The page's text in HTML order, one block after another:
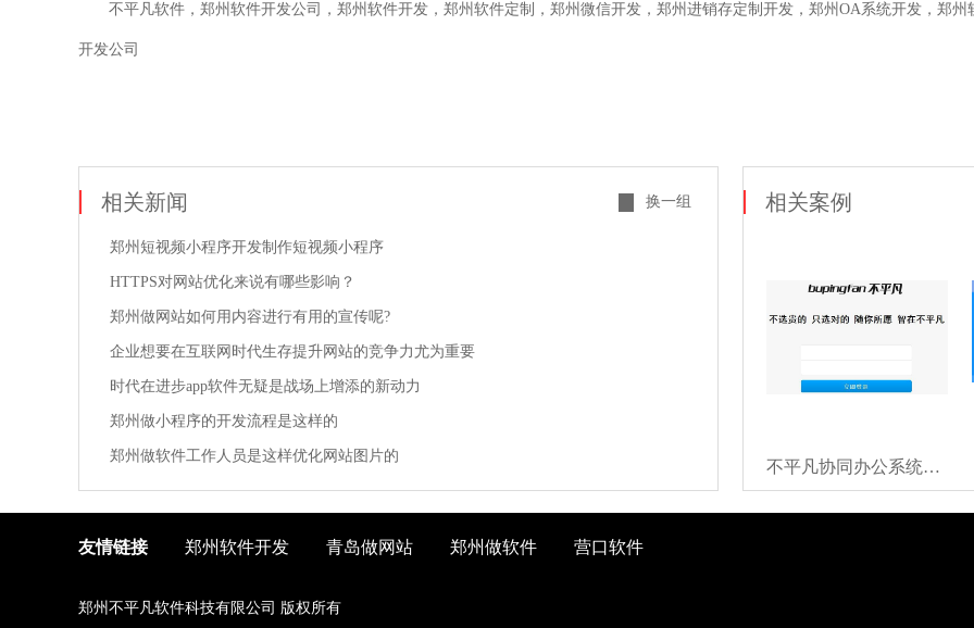
不平凡软件，郑州软件开发公司，郑州软件开发，郑州软件定制，郑州微信开发，郑州进销存定制开发，郑州OA系统开发，郑州
开发公司
相关新闻 换一组
郑州短视频小程序开发制作短视频小程序
HTTPS对网站优化来说有哪些影响？
郑州做网站如何用内容进行有用的宣传呢?
企业想要在互联网时代生存提升网站的竞争力尤为重要
时代在进步app软件无疑是战场上增添的新动力
郑州做小程序的开发流程是这样的
郑州做软件工作人员是这样优化网站图片的
相关案例
不平凡协同办公系统软件
友情链接 郑州软件开发 青岛做网站 郑州做软件 营口软件
郑州不平凡软件科技有限公司 版权所有